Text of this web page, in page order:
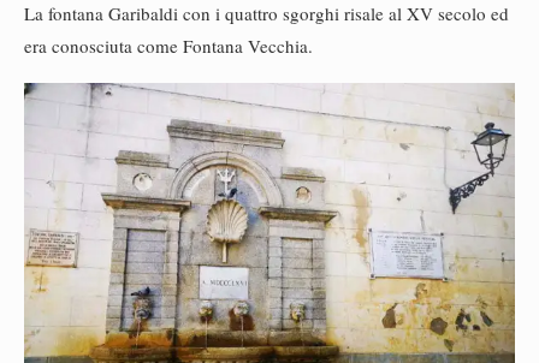
La fontana Garibaldi con i quattro sgorghi risale al XV secolo ed
era conosciuta come Fontana Vecchia.